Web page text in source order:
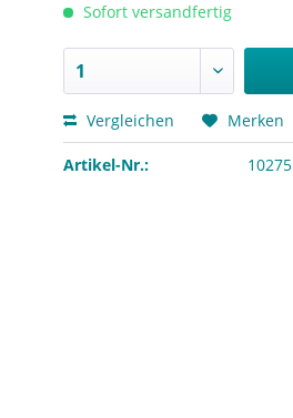
Sofort versandfertig
Vergleichen Merken
Artikel-Nr.: 10275